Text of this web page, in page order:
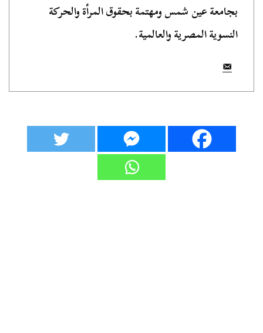
بجامعة عين شمس ومهتمة بحقوق المرأة والحركة
النسوية المصرية والعالمية.